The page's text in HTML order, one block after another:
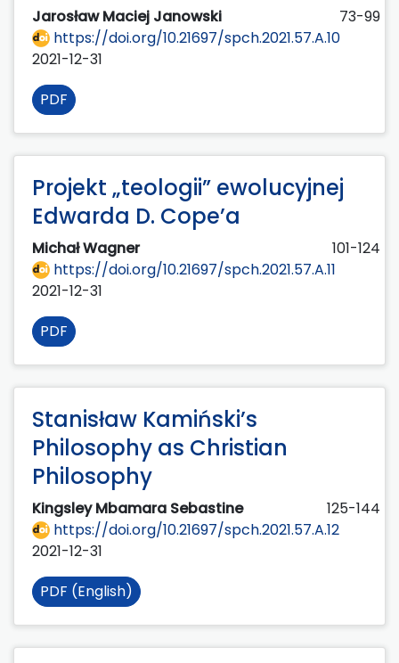
Jarosław Maciej Janowski
73-99
https://doi.org/10.21697/spch.2021.57.A.10
2021-12-31
PDF
Projekt „teologii” ewolucyjnej
Edwarda D. Cope’a
Michał Wagner
101-124
https://doi.org/10.21697/spch.2021.57.A.11
2021-12-31
PDF
Stanisław Kamiński’s
Philosophy as Christian
Philosophy
Kingsley Mbamara Sebastine
125-144
https://doi.org/10.21697/spch.2021.57.A.12
2021-12-31
PDF (English)